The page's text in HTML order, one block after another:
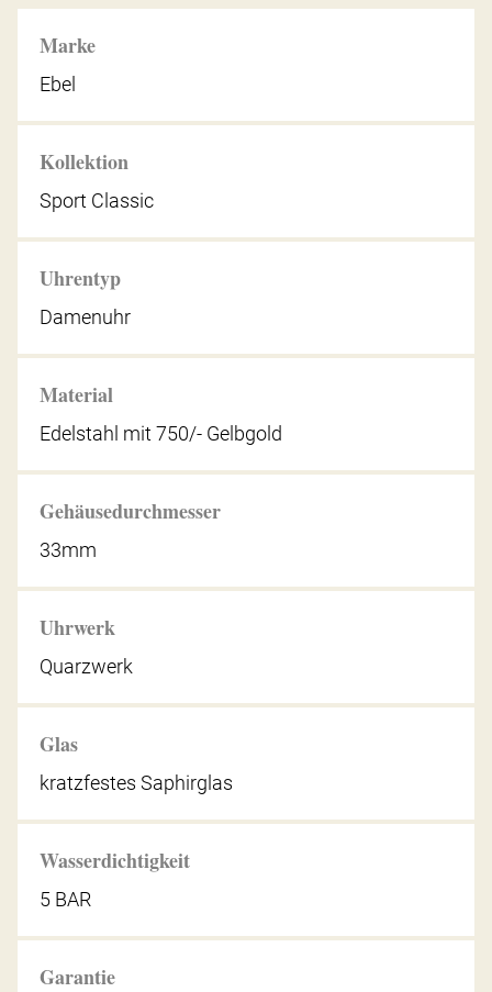
Marke
Ebel
Kollektion
Sport Classic
Uhrentyp
Damenuhr
Material
Edelstahl mit 750/- Gelbgold
Gehäusedurchmesser
33mm
Uhrwerk
Quarzwerk
Glas
kratzfestes Saphirglas
Wasserdichtigkeit
5 BAR
Garantie